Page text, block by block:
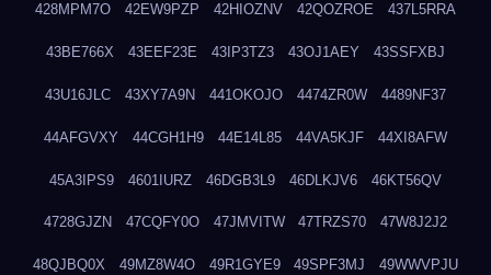
428MPM7O 42EW9PZP 42HIOZNV 42QOZROE 437L5RRA
43BE766X 43EEF23E 43IP3TZ3 43OJ1AEY 43SSFXBJ
43U16JLC 43XY7A9N 441OKOJO 4474ZR0W 4489NF37
44AFGVXY 44CGH1H9 44E14L85 44VA5KJF 44XI8AFW
45A3IPS9 4601IURZ 46DGB3L9 46DLKJV6 46KT56QV
4728GJZN 47CQFY0O 47JMVITW 47TRZS70 47W8J2J2
48QJBQ0X 49MZ8W4O 49R1GYE9 49SPF3MJ 49WWVPJU